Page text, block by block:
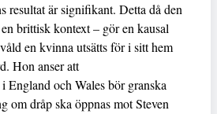
resultat är signifikant. Detta då den
brittisk kontext – gör en kausal
en kvinna utsätts för i sitt hem
Hon anser att
England och Wales bör granska
om dråp ska öppnas mot Steven